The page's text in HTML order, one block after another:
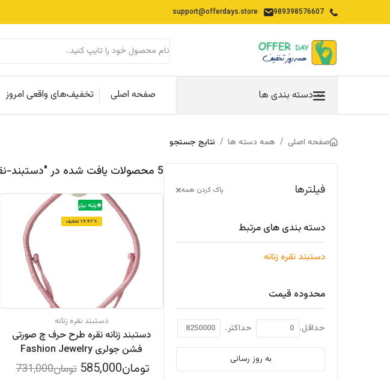
989398576607
support@offerdays.store
دسته بندی ها صفحه اصلی تخفیف‌های واقعی امروز
صفحه اصلی / همه دسته ها / نتایج جستجو
فیلترها پاک کردن همه
دسته بندی های مرتبط
دستبند نقره زنانه
محدوده قیمت
حداقل. حداکثر.
به روز رسانی
5 محصولات یافت شده در "دستبند-نقره-زنانه"
رتبه برتر
19.97% تخفیف
دستبند نقره زنانه
دستبند زنانه نقره طرح حرف چ صورتی
فشن جولری Fashion Jewelry
تومان585,000 تومان731,000